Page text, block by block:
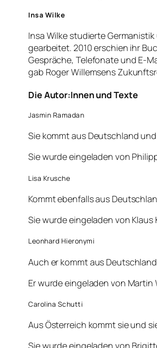
Insa Wilke
Insa Wilke studierte
gearbeitet. 2010 erschien ihr
Gespräche, Telefonate und E-
gab Roger Willemsens
Die Autor:Innen und Texte
Jasmin Ramadan
Sie kommt aus Deutschland
Sie wurde eingeladen von
Lisa Krusche
Kommt ebenfalls aus
Sie wurde eingeladen von Klaus
Leonhard Hieronymi
Auch er kommt aus
Er wurde eingeladen von Martin
Carolina Schutti
Aus Österreich kommt sie und